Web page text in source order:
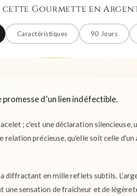
cette Gourmette en Argent
Caractéristiques 90 Jours
d'un lien indéfectible.
; c'est une déclaration silencieuse,
précieuse, qu'elle soit celle
diffractant en mille reflets subtils.
sensation de fraîcheur et de